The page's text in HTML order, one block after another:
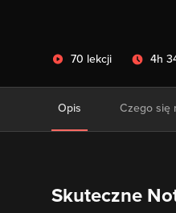
70 lekcji 4h
Opis Czego się
Skuteczne